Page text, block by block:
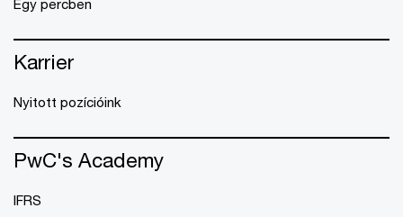
Egy percben
Karrier
Nyitott pozícióink
PwC's Academy
IFRS